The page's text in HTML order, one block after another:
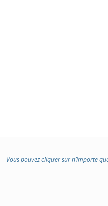
Vous pouvez cliquer sur n’importe